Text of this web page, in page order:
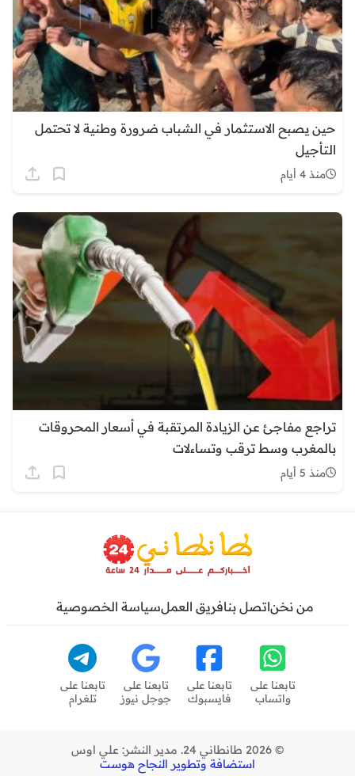
حين يصبح الاستثمار في الشباب ضرورة وطنية لا تحتمل
التأجيل
منذ 4 أيام
تراجع مفاجئ عن الزيادة المرتقبة في أسعار المحروقات
بالمغرب وسط ترقب وتساءلات
منذ 5 أيام
من نخناتصل بنافريق العملسياسة الخصوصية
تابعنا على
واتساب
تابعنا على
فايسبوك
تابعنا على
جوجل نيوز
تابعنا على
تلغرام
© 2026 طانطاني 24. مدير النشر: علي اوس
استضافة وتطوير النجاح هوست